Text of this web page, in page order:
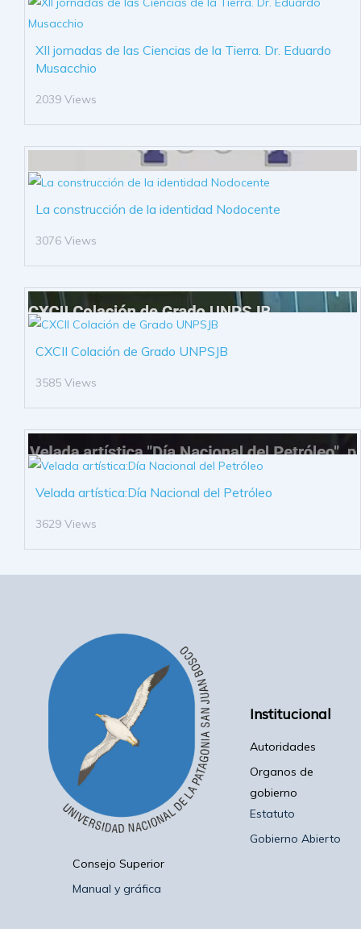
XII jornadas de las Ciencias de la Tierra. Dr. Eduardo
Musacchio
2039 Views
La construcción de la identidad Nodocente
3076 Views
CXCII Colación de Grado UNPSJB
3585 Views
Velada artística:Día Nacional del Petróleo
3629 Views
Institucional
Autoridades
Organos de
gobierno
Estatuto
Gobierno Abierto
Consejo Superior
Manual y gráfica